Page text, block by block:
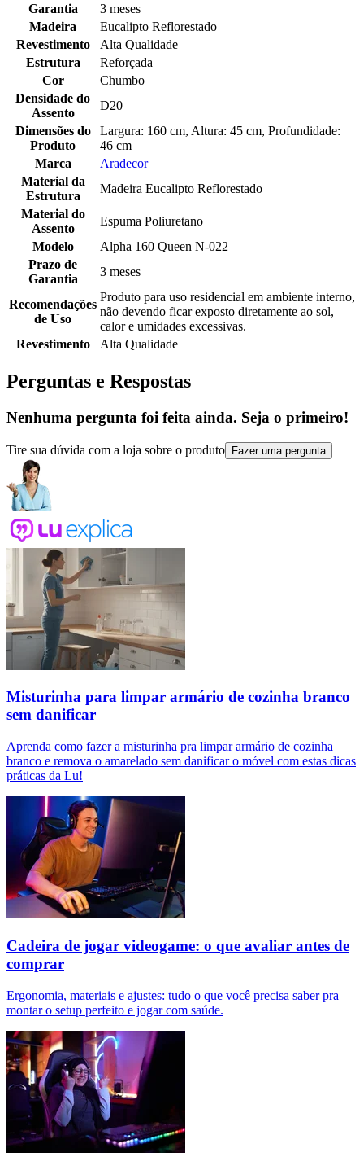
Garantia
3 meses
Madeira
Eucalipto Reflorestado
Revestimento
Alta Qualidade
Estrutura
Reforçada
Cor
Chumbo
Densidade do
Assento
D20
Dimensões do
Produto
Largura: 160 cm, Altura: 45 cm, Profundidade:
46 cm
Marca
Aradecor
Material da
Estrutura
Madeira Eucalipto Reflorestado
Material do
Assento
Espuma Poliuretano
Modelo
Alpha 160 Queen N-022
Prazo de
Garantia
3 meses
Recomendações
de Uso
Produto para uso residencial em ambiente interno,
não devendo ficar exposto diretamente ao sol,
calor e umidades excessivas.
Revestimento
Alta Qualidade
Perguntas e Respostas
Nenhuma pergunta foi feita ainda. Seja o primeiro!
Tire sua dúvida com a loja sobre o produto Fazer uma pergunta
Misturinha para limpar armário de cozinha branco
sem danificar
Aprenda como fazer a misturinha pra limpar armário de cozinha
branco e remova o amarelado sem danificar o móvel com estas dicas
práticas da Lu!
Cadeira de jogar videogame: o que avaliar antes de
comprar
Ergonomia, materiais e ajustes: tudo o que você precisa saber pra
montar o setup perfeito e jogar com saúde.